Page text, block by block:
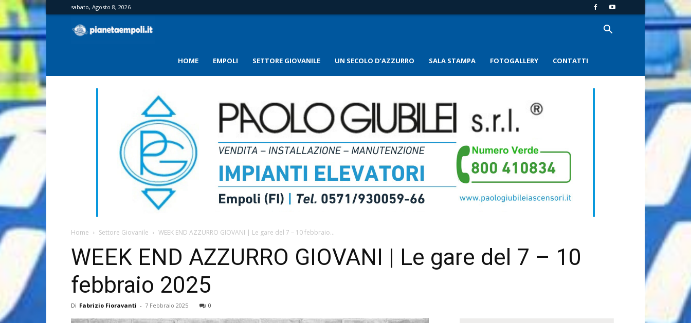
sabato, Agosto 8, 2026
HOME EMPOLI SETTORE GIOVANILE UN SECOLO D’AZZURRO SALA STAMPA FOTOGALLERY CONTATTI
Home Settore Giovanile WEEK END AZZURRO GIOVANI | Le gare del 7 – 10 febbraio...
WEEK END AZZURRO GIOVANI | Le gare del 7 – 10
febbraio 2025
Di Fabrizio Fioravanti - 7 Febbraio 2025 0